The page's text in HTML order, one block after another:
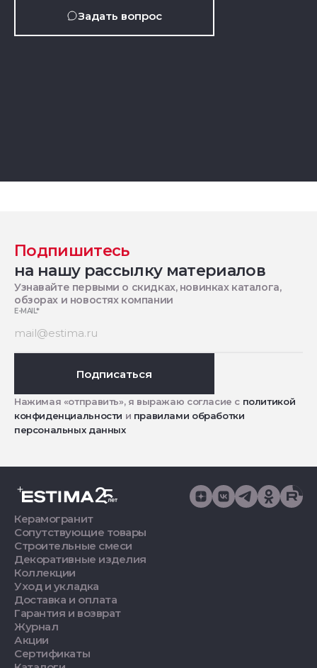
Задать вопрос
Подпишитесь
на нашу рассылку материалов
Узнавайте первыми о скидках, новинках каталога,
обзорах и новостях компании
E-MAIL*
Подписаться
Нажимая «отправить», я выражаю согласие с политикой
конфиденциальности и правилами обработки
персональных данных
Керамогранит
Сопутствующие товары
Строительные смеси
Декоративные изделия
Коллекции
Уход и укладка
Доставка и оплата
Гарантия и возврат
Журнал
Акции
Сертификаты